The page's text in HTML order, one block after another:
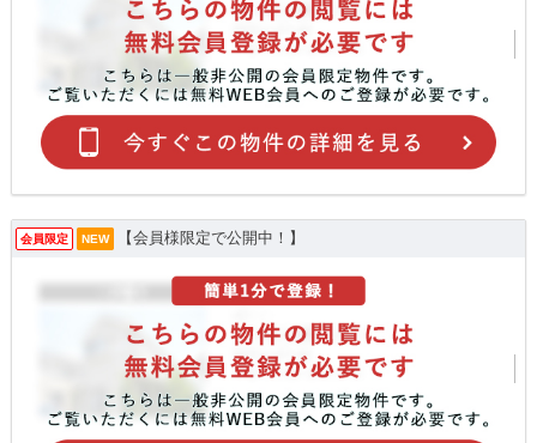
会員限定 NEW 【会員様限定で公開中！】